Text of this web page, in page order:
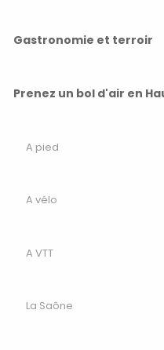
Gastronomie et terroir
Prenez un bol d'air en
A pied
A vélo
A VTT
La Saône
de
de pique-nique
de tennis et
nique située
de
jeux